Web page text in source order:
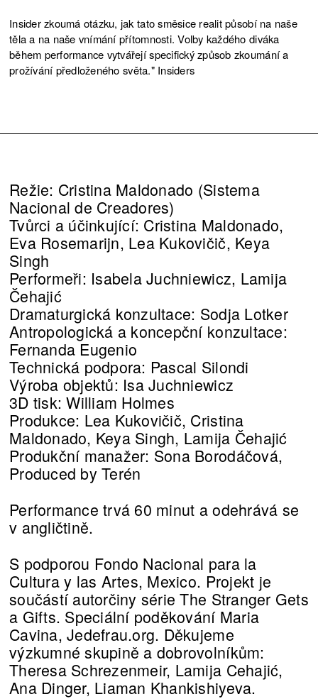
Insider zkoumá otázku, jak tato směsice realit působí na naše
těla a na naše vnímání přítomnosti. Volby každého diváka
během performance vytvářejí specifický způsob zkoumání a
prožívání předloženého světa." Insiders
Režie: Cristina Maldonado (Sistema
Nacional de Creadores)
Tvůrci a účinkující: Cristina Maldonado,
Eva Rosemarijn, Lea Kukovičič, Keya
Singh
Performeři: Isabela Juchniewicz, Lamija
Čehajić
Dramaturgická konzultace: Sodja Lotker
Antropologická a koncepční konzultace:
Fernanda Eugenio
Technická podpora: Pascal Silondi
Výroba objektů: Isa Juchniewicz
3D tisk: William Holmes
Produkce: Lea Kukovičič, Cristina
Maldonado, Keya Singh, Lamija Čehajić
Produkční manažer: Sona Borodáčová,
Produced by Terén
Performance trvá 60 minut a odehrává se
v angličtině.
S podporou Fondo Nacional para la
Cultura y las Artes, Mexico. Projekt je
součástí autorčiny série The Stranger Gets
a Gifts. Speciální poděkování Maria
Cavina, Jedefrau.org. Děkujeme
výzkumné skupině a dobrovolníkům:
Theresa Schrezenmeir, Lamija Cehajić,
Ana Dinger, Liaman Khankishiyeva.